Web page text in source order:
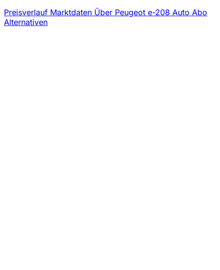
Preisverlauf Marktdaten Über Peugeot e-208 Auto Abo
Alternativen